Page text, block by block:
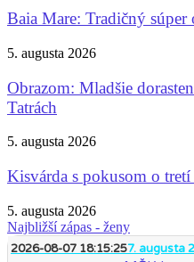
Baia Mare: Tradičný
5. augusta 2026
Obrazom: Mladšie
Tatrách
5. augusta 2026
Kisvárda s pokusom o
5. augusta 2026
Najbližší zápas - ženy
2026-08-07 18:15:257. augusta